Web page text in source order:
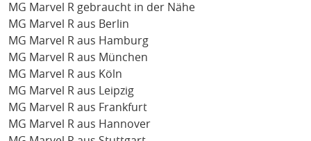
MG Marvel R gebraucht in der Nähe
MG Marvel R aus Berlin
MG Marvel R aus Hamburg
MG Marvel R aus München
MG Marvel R aus Köln
MG Marvel R aus Leipzig
MG Marvel R aus Frankfurt
MG Marvel R aus Hannover